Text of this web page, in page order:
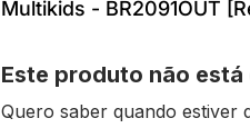
Multikids - BR2091OUT
Este produto não
Quero saber quando estiver